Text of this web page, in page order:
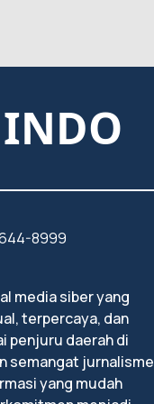
INDO
8999
media siber yang
terpercaya, dan
penjuru daerah di
semangat jurnalisme
yang mudah